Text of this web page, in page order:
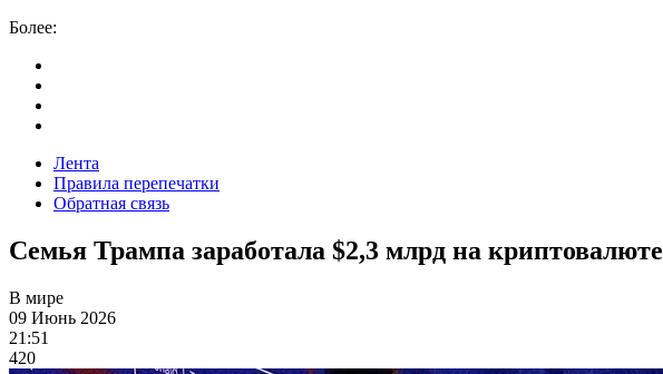
Более:
Лента
Правила перепечатки
Обратная связь
Семья Трампа заработала $2,3 млрд на криптовалюте
В мире
09 Июнь 2026
21:51
420